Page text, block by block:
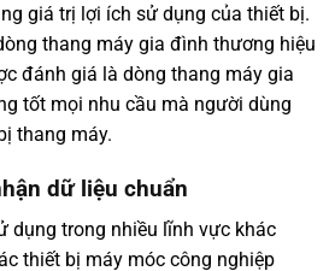
giá trị lợi ích sử dụng của thiết bị.
thang máy gia đình thương hiệu
đánh giá là dòng thang máy gia
tốt mọi nhu cầu mà người dùng
thang máy.
dữ liệu chuẩn
dụng trong nhiều lĩnh vực khác
thiết bị máy móc công nghiệp